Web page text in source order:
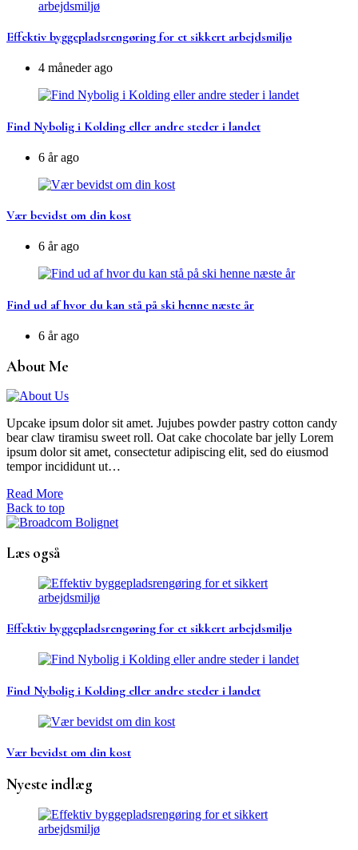
Effektiv byggepladsrengøring for et sikkert arbejdsmiljø
4 måneder ago
Find Nybolig i Kolding eller andre steder i landet
6 år ago
Vær bevidst om din kost
6 år ago
Find ud af hvor du kan stå på ski henne næste år
6 år ago
About Me
Upcake ipsum dolor sit amet. Jujubes powder pastry cotton candy
bear claw tiramisu sweet roll. Oat cake chocolate bar jelly Lorem
ipsum dolor sit amet, consectetur adipiscing elit, sed do eiusmod
tempor incididunt ut…
Read More
Back to top
Læs også
Effektiv byggepladsrengøring for et sikkert arbejdsmiljø
Find Nybolig i Kolding eller andre steder i landet
Vær bevidst om din kost
Nyeste indlæg